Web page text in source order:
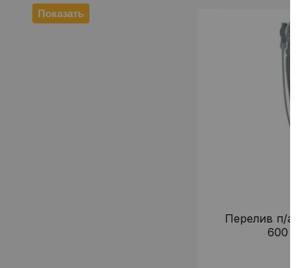
Показать
Перелив п/а с
600 мм